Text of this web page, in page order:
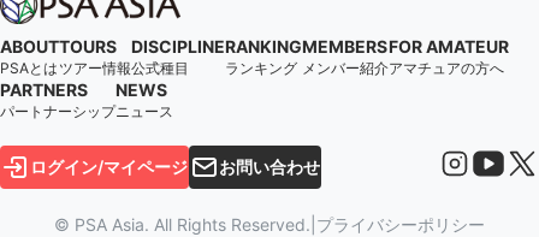
ABOUT
PSAとは
TOURS
ツアー情報
DISCIPLINE
公式種目
RANKING
ランキング
MEMBERS
メンバー紹介
FOR AMATEUR
アマチュアの方へ
PARTNERS
パートナーシップ
NEWS
ニュース
ログイン/マイページ お問い合わせ
© PSA Asia. All Rights Reserved. プライバシーポリシー